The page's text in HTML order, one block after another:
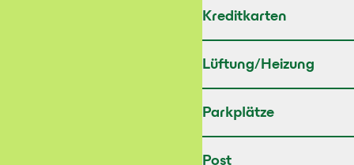
Kreditkarten
Lüftung/Heizung
Parkplätze
Post